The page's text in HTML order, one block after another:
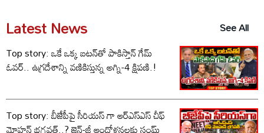
Latest News
See All
Top story: ఒకే ఒక్క బటన్‌తో పాకిస్తాన్ గేమ్
ఓవర్.. ఉగ్రదేశాన్ని వణికిస్తున్న అగ్ని-4 క్షిపణి.!
Top story: బీజేపీపై సీరియస్ గా ఆర్‌ఎస్‌ఎస్ చీఫ్
మోహన్ భగవత్..? జెన్-జీ ఆందోళనలకు సంఘ్